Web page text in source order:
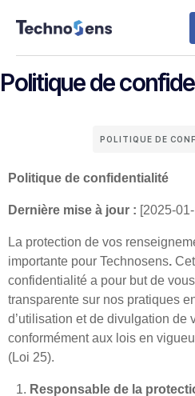
Politique de
POLITIQUE DE
Politique de confidentialité
Dernière mise à jour : [2025-
La protection de vos
importante pour Technosens.
confidentialité a pour but de
transparente sur nos pratiques
d’utilisation et de divulgation de
conformément aux lois en
(Loi 25).
Responsable de la